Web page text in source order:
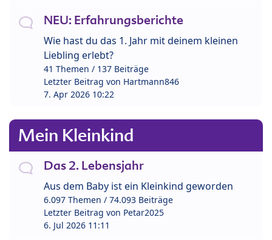
NEU: Erfahrungsberichte
Wie hast du das 1. Jahr mit deinem kleinen
Liebling erlebt?
41 Themen / 137 Beiträge
Letzter Beitrag von Hartmann846
7. Apr 2026 10:22
Mein Kleinkind
Das 2. Lebensjahr
Aus dem Baby ist ein Kleinkind geworden
6.097 Themen / 74.093 Beiträge
Letzter Beitrag von Petar2025
6. Jul 2026 11:11